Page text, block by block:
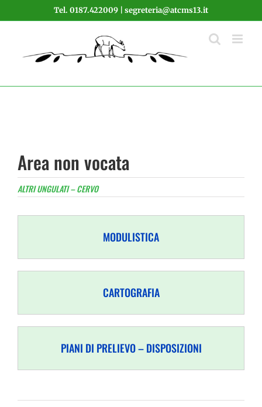
al
Tel. 0187.422009 | segreteria@atcms13.it
Area non vocata
ALTRI UNGULATI – CERVO
MODULISTICA
CARTOGRAFIA
PIANI DI PRELIEVO – DISPOSIZIONI